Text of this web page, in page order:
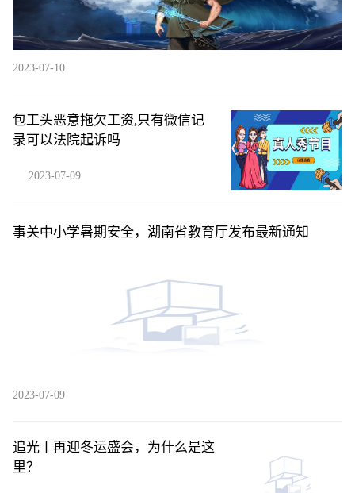
2023-07-10
包工头恶意拖欠工资,只有微信记
录可以法院起诉吗
2023-07-09
事关中小学暑期安全，湖南省教育厅发布最新通知
2023-07-09
追光丨再迎冬运盛会，为什么是这
里？